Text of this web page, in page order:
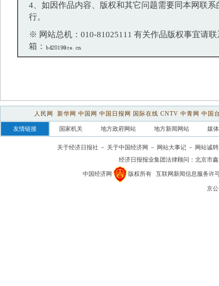
4、如因作品内容、版权和其它问题需要同本网联系
行。
※ 网站总机：010-81025111 有关作品版权事宜请联
箱：
人民网 新华网 中国网 中国日报网 国际在线 CNTV 中青网 中国
友情链接 国家机关 地方政府网站 地方新闻网站 媒
关于经济日报社 － 关于中国经济网 － 网站大事记 － 网站诚聘
经济日报报业集团法律顾问： 北京市
中国经济网 版权所有 互联网新闻信息服务许
京